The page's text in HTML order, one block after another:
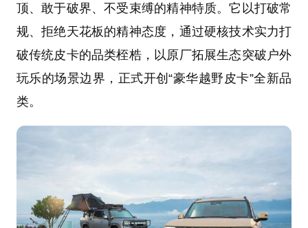
顶、敢于破界、不受束缚的精神特质。它以打破常
规、拒绝天花板的精神态度，通过硬核技术实力打
破传统皮卡的品类桎梏，以原厂拓展生态突破户外
玩乐的场景边界，正式开创“豪华越野皮卡”全新品
类。